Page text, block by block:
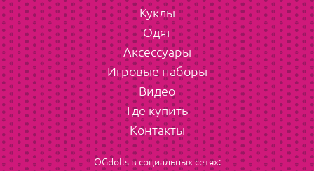
Куклы
Одяг
Аксессуары
Игровые наборы
Видео
Где купить
Контакты
OGdolls в социальных сетях: